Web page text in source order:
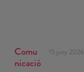
Comu
nicació
15 juny 2026